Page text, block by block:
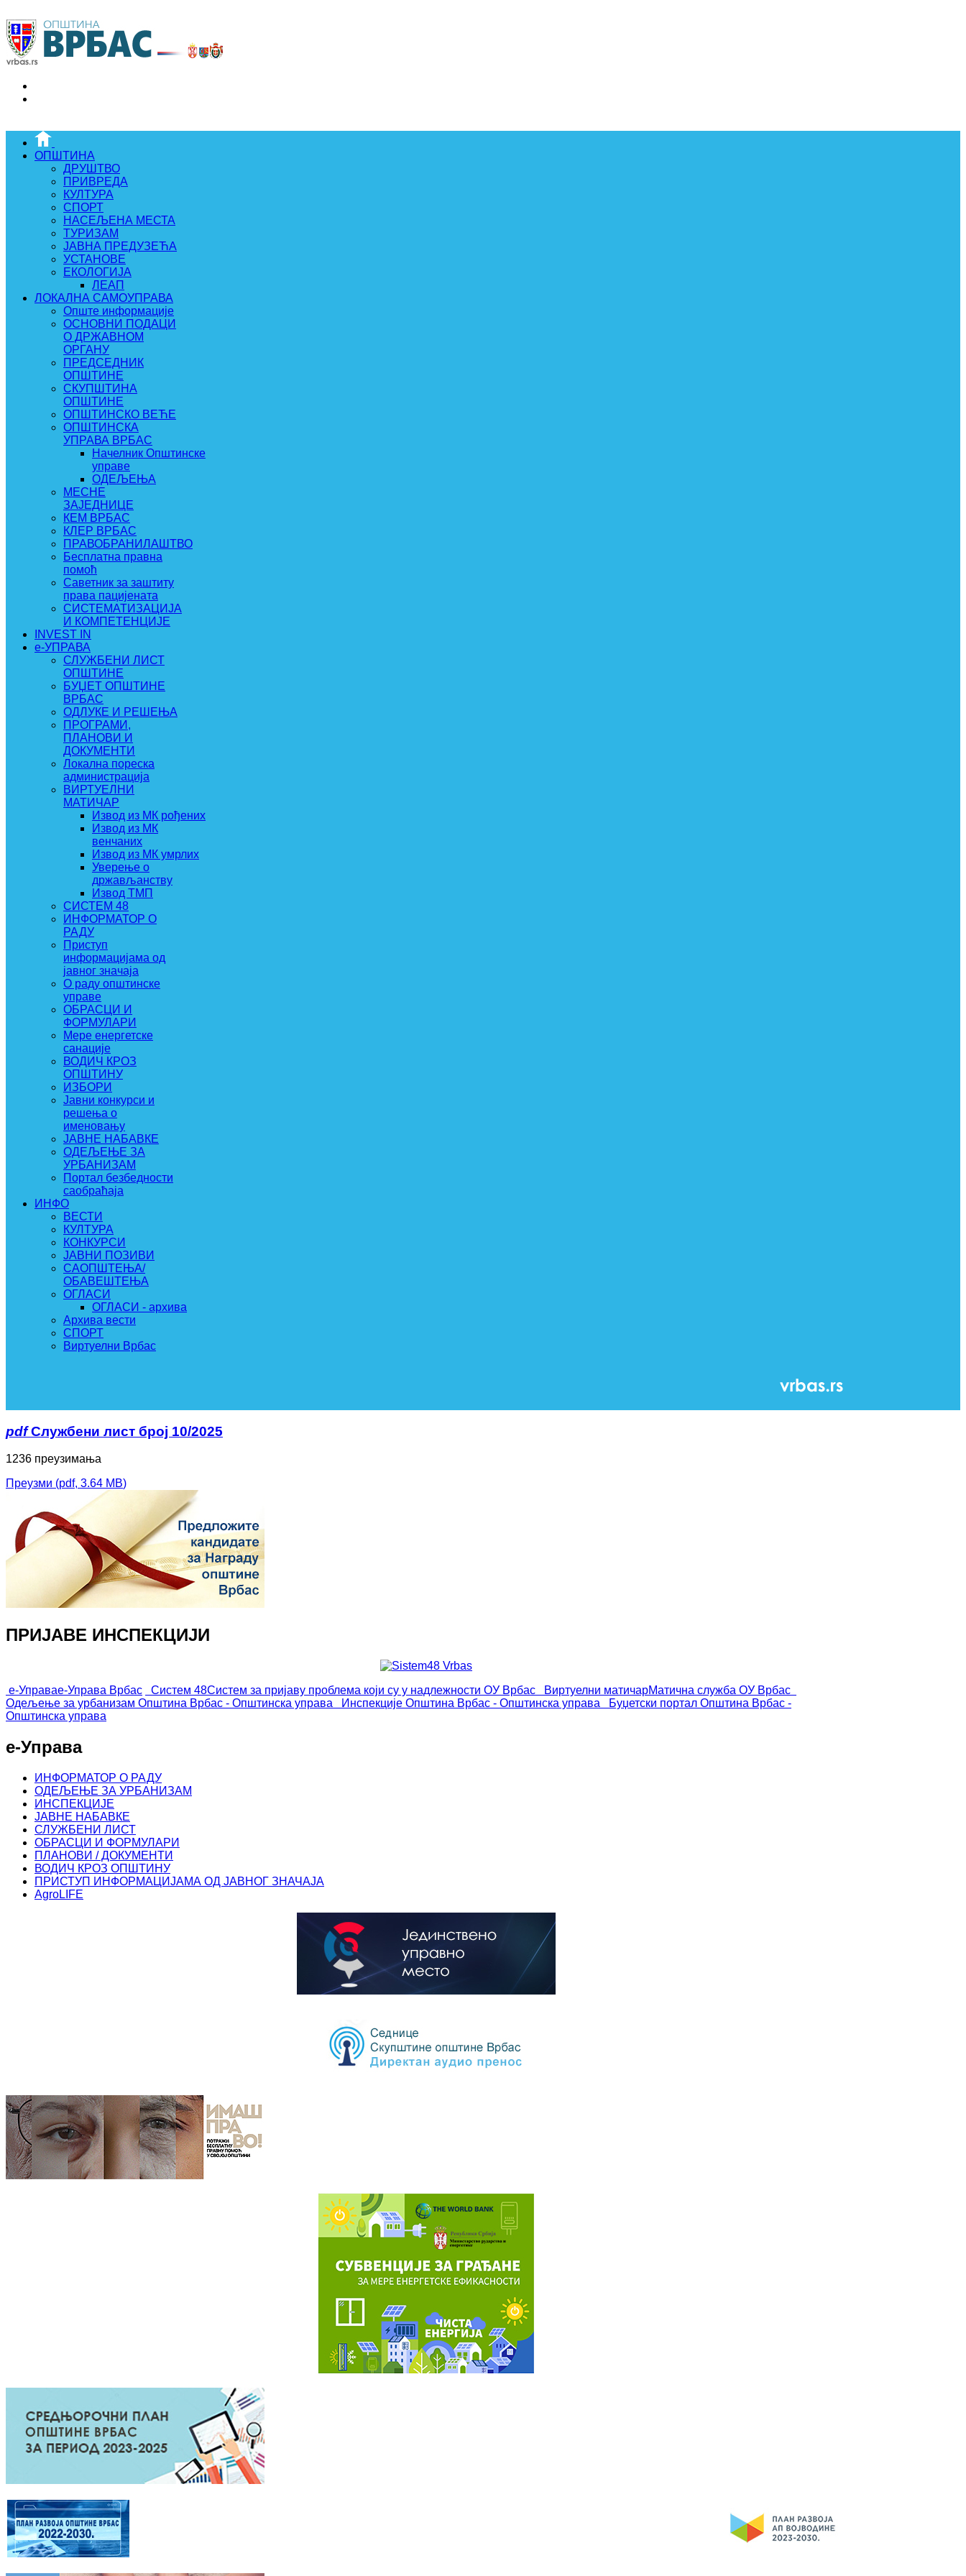
ОПШТИНА
ДРУШТВО
ПРИВРЕДА
КУЛТУРА
СПОРТ
НАСЕЉЕНА МЕСТА
ТУРИЗАМ
ЈАВНА ПРЕДУЗЕЋА
УСТАНОВЕ
ЕКОЛОГИЈА
ЛЕАП
ЛОКАЛНА САМОУПРАВА
Опште информације
ОСНОВНИ ПОДАЦИ
О ДРЖАВНОМ
ОРГАНУ
ПРЕДСЕДНИК
ОПШТИНЕ
СКУПШТИНА
ОПШТИНЕ
ОПШТИНСКО ВЕЋЕ
ОПШТИНСКА
УПРАВА ВРБАС
Начелник Општинске
управе
ОДЕЉЕЊА
МЕСНЕ
ЗАЈЕДНИЦЕ
КЕМ ВРБАС
КЛЕР ВРБАС
ПРАВОБРАНИЛАШТВО
Бесплатна правна
помоћ
Саветник за заштиту
права пацијената
СИСТЕМАТИЗАЦИЈА
И КОМПЕТЕНЦИЈЕ
INVEST IN
e-УПРАВА
СЛУЖБЕНИ ЛИСТ
ОПШТИНЕ
БУЏЕТ ОПШТИНЕ
ВРБАС
ОДЛУКЕ И РЕШЕЊА
ПРОГРАМИ,
ПЛАНОВИ И
ДОКУМЕНТИ
Локална пореска
администрација
ВИРТУЕЛНИ
МАТИЧАР
Извод из МК рођених
Извод из МК
венчаних
Извод из МК умрлих
Уверење о
држављанству
Извод ТМП
СИСТЕМ 48
ИНФОРМАТОР О
РАДУ
Приступ
информацијама од
јавног значаја
О раду општинске
управе
ОБРАСЦИ И
ФОРМУЛАРИ
Мере енергетске
санације
ВОДИЧ КРОЗ
ОПШТИНУ
ИЗБОРИ
Јавни конкурси и
решења о
именовању
ЈАВНЕ НАБАВКЕ
ОДЕЉЕЊЕ ЗА
УРБАНИЗАМ
Портал безбедности
саобраћаја
ИНФО
ВЕСТИ
КУЛТУРА
КОНКУРСИ
ЈАВНИ ПОЗИВИ
САОПШТЕЊА/
ОБАВЕШТЕЊА
ОГЛАСИ
ОГЛАСИ - архива
Архива вести
СПОРТ
Виртуелни Врбас
pdf Службени лист број 10/2025
1236 преузимања
Преузми (pdf, 3.64 MB)
ПРИЈАВЕ ИНСПЕКЦИЈИ
е-Управае-Управа Врбас Систем 48Систем за пријаву проблема који су у надлежности ОУ Врбас Виртуелни матичарМатична служба ОУ Врбас
Одељење за урбанизам Општина Врбас - Општинска управа Инспекције Општина Врбас - Општинска управа Буџетски портал Општина Врбас -
Општинска управа
е-Управа
ИНФОРМАТОР О РАДУ
ОДЕЉЕЊЕ ЗА УРБАНИЗАМ
ИНСПЕКЦИЈЕ
ЈАВНЕ НАБАВКЕ
СЛУЖБЕНИ ЛИСТ
ОБРАСЦИ И ФОРМУЛАРИ
ПЛАНОВИ / ДОКУМЕНТИ
ВОДИЧ КРОЗ ОПШТИНУ
ПРИСТУП ИНФОРМАЦИЈАМА ОД ЈАВНОГ ЗНАЧАЈА
AgroLIFE